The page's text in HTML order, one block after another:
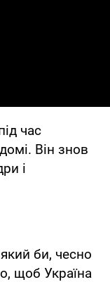
час
Він знов
і
би, чесно
щоб Україна